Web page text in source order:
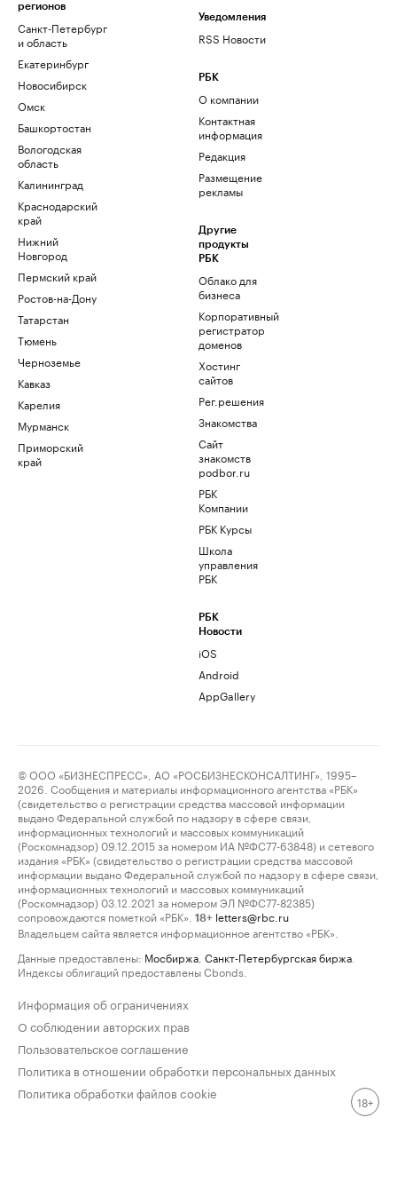
регионов
Санкт-Петербург
и область
Екатеринбург
Новосибирск
Омск
Башкортостан
Вологодская
область
Калининград
Краснодарский
край
Нижний
Новгород
Пермский край
Ростов-на-Дону
Татарстан
Тюмень
Черноземье
Кавказ
Карелия
Мурманск
Приморский
край
Уведомления
RSS Новости
РБК
О компании
Контактная
информация
Редакция
Размещение
рекламы
Другие
продукты
РБК
Облако для
бизнеса
Корпоративный
регистратор
доменов
Хостинг
сайтов
Рег.решения
Знакомства
Сайт
знакомств
podbor.ru
РБК
Компании
РБК Курсы
Школа
управления
РБК
РБК
Новости
iOS
Android
AppGallery
© ООО «БИЗНЕСПРЕСС», АО «РОСБИЗНЕСКОНСАЛТИНГ», 1995–
2026. Сообщения и материалы информационного агентства «РБК»
(свидетельство о регистрации средства массовой информации
выдано Федеральной службой по надзору в сфере связи,
информационных технологий и массовых коммуникаций
(Роскомнадзор) 09.12.2015 за номером ИА №ФС77-63848) и сетевого
издания «РБК» (свидетельство о регистрации средства массовой
информации выдано Федеральной службой по надзору в сфере связи,
информационных технологий и массовых коммуникаций
(Роскомнадзор) 03.12.2021 за номером ЭЛ №ФС77-82385)
сопровождаются пометкой «РБК».
18+ letters@rbc.ru
Владельцем сайта является информационное агентство «РБК».
Данные предоставлены: Мосбиржа Санкт-Петербургская биржа
Индексы облигаций предоставлены Cbonds.
Информация об ограничениях
О соблюдении авторских прав
Пользовательское соглашение
Политика в отношении обработки персональных данных
Политика обработки файлов cookie
18+